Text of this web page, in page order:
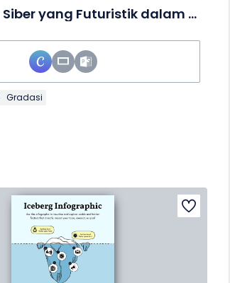
Keamanan Siber yang Futuristik dalam Infografis
Gradasi